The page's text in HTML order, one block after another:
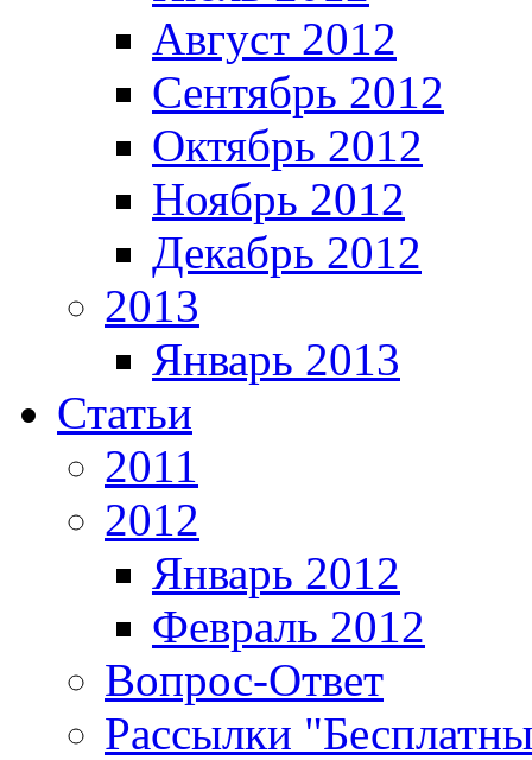
Август 2012
Сентябрь 2012
Октябрь 2012
Ноябрь 2012
Декабрь 2012
2013
Январь 2013
Статьи
2011
2012
Январь 2012
Февраль 2012
Вопрос-Ответ
Рассылки